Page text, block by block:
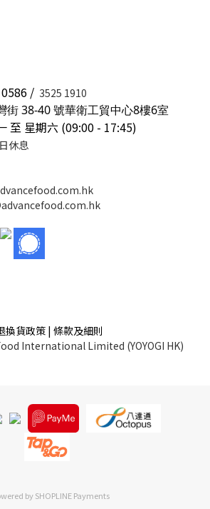
/ 3525 1910
街 38-40 號華衛工貿中心8樓6室
至 星期六 (09:00 - 17:45)
休息
換貨政策 | 條款及細則
International Limited (YOYOGI HK)
bySHOPLINE Payments